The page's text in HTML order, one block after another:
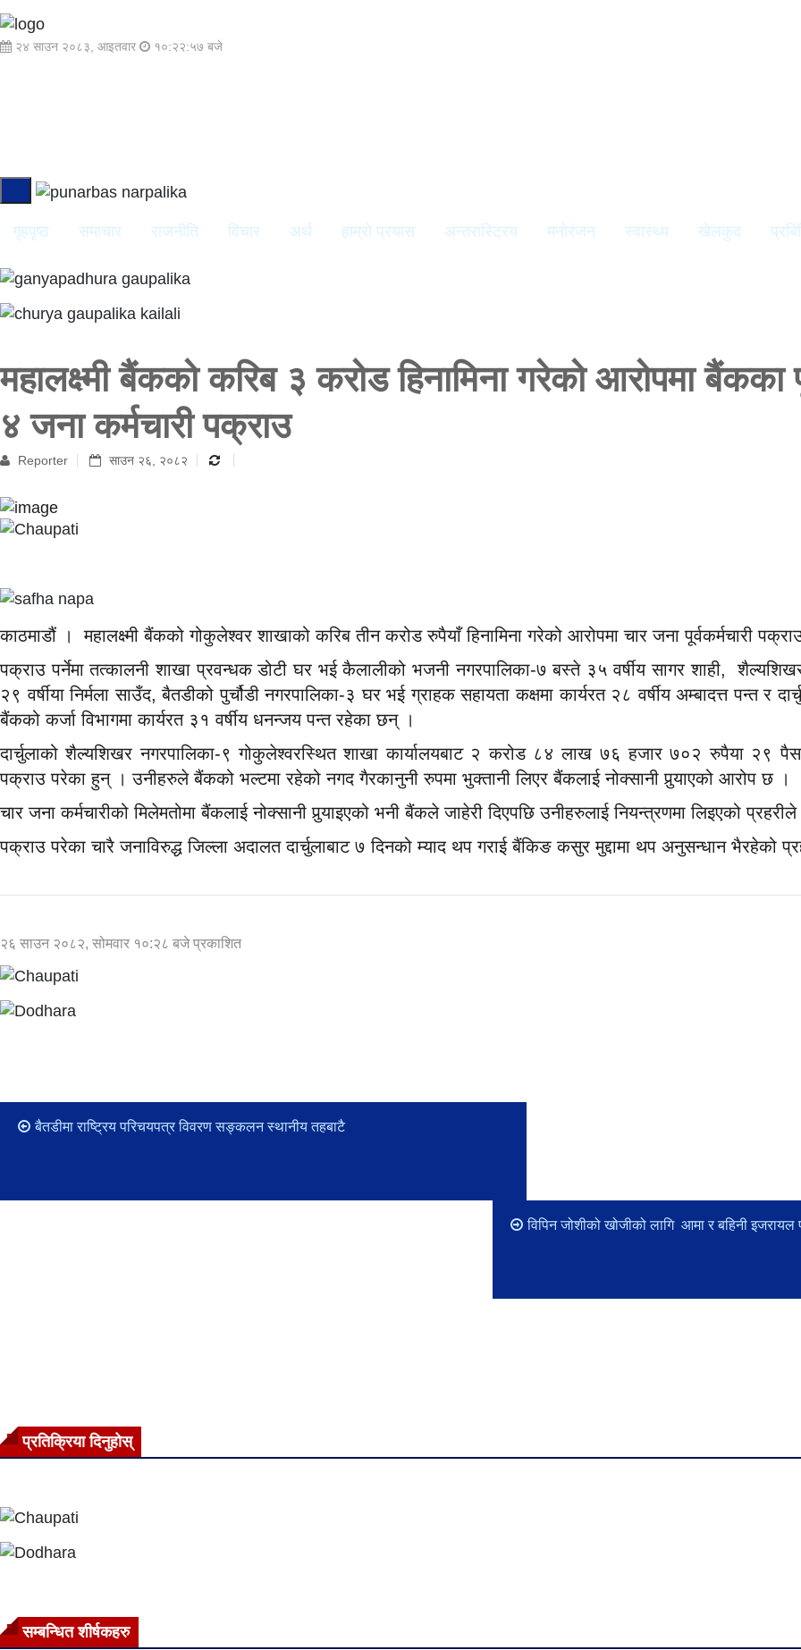
२४ साउन २०८३, आइतवार १०:२२:५७ बजे
गृहपृष्ठ समाचार राजनीति विचार अर्थ हाम्रो प्रयास अन्तरास्ट्रिय मनोरंजन स्वास्थ्य खेलकुद
महालक्ष्मी बैंकको करिब ३ करोड हिनामिना गरेको आरोपमा बैंकका
४ जना कर्मचारी पक्राउ
Reporter साउन २६, २०८२
काठमाडौं । महालक्ष्मी बैंकको गोकुलेश्वर शाखाको करिब तीन करोड रुपैयाँ हिनामिना गरेको आरोपमा चार जना पूर्वकर्मचारी
पक्राउ पर्नेमा तत्कालनी शाखा प्रवन्धक डोटी घर भई कैलालीको भजनी नगरपालिका-७ बस्ते ३५ वर्षीय सागर शाही,
२९ वर्षीया निर्मला साउँद, बैतडीको पुर्चौडी नगरपालिका-३ घर भई ग्राहक सहायता कक्षमा कार्यरत २८ वर्षीय अम्बादत्त पन्त र
बैंकको कर्जा विभागमा कार्यरत ३१ वर्षीय धनन्जय पन्त रहेका छन् ।
दार्चुलाको शैल्यशिखर नगरपालिका-९ गोकुलेश्वरस्थित शाखा कार्यालयबाट २ करोड ८४ लाख ७६ हजार ७०२ रुपैया २९
पक्राउ परेका हुन् । उनीहरुले बैंकको भल्टमा रहेको नगद गैरकानुनी रुपमा भुक्तानी लिएर बैंकलाई नोक्सानी पुर्‍याएको आरोप छ ।
चार जना कर्मचारीको मिलेमतोमा बैंकलाई नोक्सानी पुर्‍याइएको भनी बैंकले जाहेरी दिएपछि उनीहरुलाई नियन्त्रणमा लिइएको
पक्राउ परेका चारै जनाविरुद्ध जिल्ला अदालत दार्चुलाबाट ७ दिनको म्याद थप गराई बैंकिङ कसुर मुद्दामा थप अनुसन्धान भैरहेको
२६ साउन २०८२, सोमवार १०:२८ बजे प्रकाशित
बैतडीमा राष्ट्रिय परिचयपत्र विवरण सङ्कलन स्थानीय तहबाटै
विपिन जोशीको खोजीको लागि आमा र बहिनी इजरायल
प्रतिक्रिया दिनुहोस्
सम्बन्धित शीर्षकहरु